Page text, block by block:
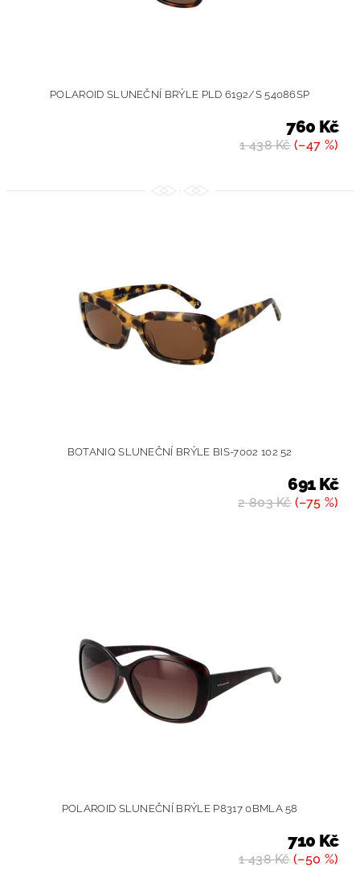
POLAROID SLUNEČNÍ BRÝLE PLD 6192/S 54086SP
1 438 Kč(–47 %)
760 Kč
BOTANIQ SLUNEČNÍ BRÝLE BIS-7002 102 52
2 803 Kč(–75 %)
691 Kč
POLAROID SLUNEČNÍ BRÝLE P8317 0BMLA 58
1 438 Kč(–50 %)
710 Kč